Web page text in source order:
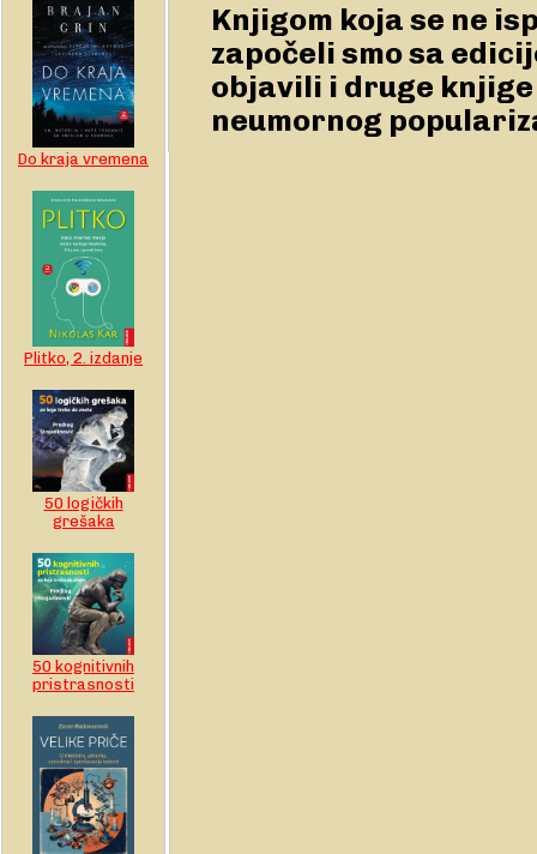
Do kraja vremena
Plitko, 2. izdanje
50 logičkih
grešaka
50 kognitivnih
pristrasnosti
Knjigom koja se ne
započeli smo sa
objavili i druge
neumornog